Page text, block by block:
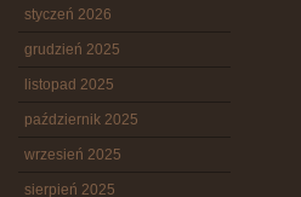
styczeń 2026
grudzień 2025
listopad 2025
październik 2025
wrzesień 2025
sierpień 2025